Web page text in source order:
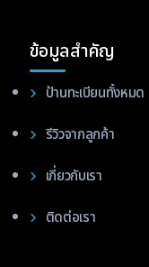
ข้อมูลสำคัญ
ป้านทะเบียนทั้งหมด
รีวิวจากลูกค้า
เกี่ยวกับเรา
ติดต่อเรา